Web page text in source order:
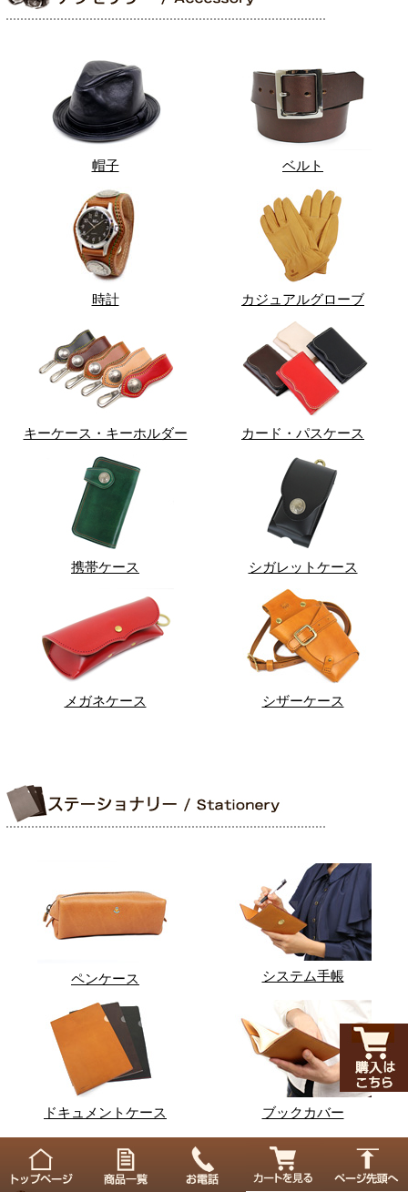
帽子 ベルト
時計 カジュアルグローブ
キーケース・キーホルダー カード・パスケース
携帯ケース シガレットケース
メガネケース シザーケース
ペンケース システム手帳
ドキュメントケース ブックカバー